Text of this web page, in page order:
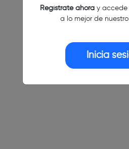
Regístrate ahoray accede
a lo mejor de
Inicia